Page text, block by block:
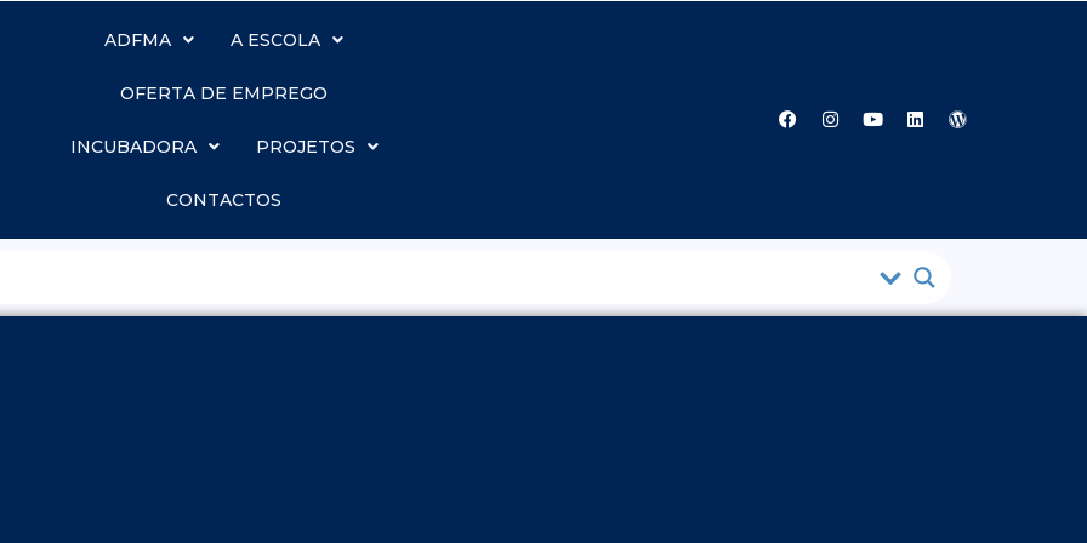
ADFMA A ESCOLA
OFERTA DE EMPREGO
INCUBADORA PROJETOS
CONTACTOS
Facebook
Instagram
Youtube
LinkedinWordpress